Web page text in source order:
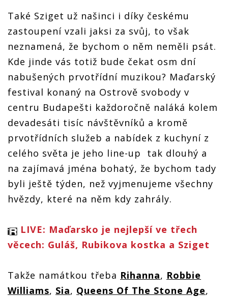
Také Sziget už našinci i díky českému
zastoupení vzali jaksi za svůj, to však
neznamená, že bychom o něm neměli psát.
Kde jinde vás totiž bude čekat osm dní
nabušených prvotřídní muzikou? Maďarský
festival konaný na Ostrově svobody v
centru Budapešti každoročně naláká kolem
devadesáti tisíc návštěvníků a kromě
prvotřídních služeb a nabídek z kuchyní z
celého světa je jeho line-up tak dlouhý a
na zajímavá jména bohatý, že bychom tady
byli ještě týden, než vyjmenujeme všechny
hvězdy, které na něm kdy zahrály.
LIVE: Maďarsko je nejlepší ve třech
věcech: Guláš, Rubikova kostka a Sziget
Takže namátkou třeba Rihanna, Robbie
Williams, Sia, Queens Of The Stone Age,